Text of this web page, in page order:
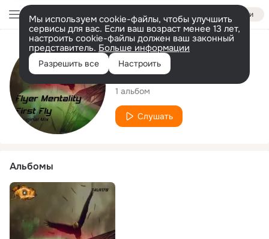
Войти
Мы используем cookie-файлы, чтобы улучшить
сервисы для вас. Если ваш возраст менее 13 лет,
настроить cookie-файлы должен ваш законный
представитель. Больше информации
Разрешить все Настроить
Исполнитель
Flyer Mentality
1 альбом
Слушать
Альбомы